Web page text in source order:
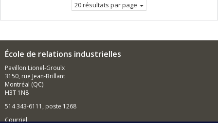
20 résultats par page
École de relations industrielles
Pavillon Lionel-Groulx
3150, rue Jean-Brillant
Montréal (QC)
H3T 1N8
514 343-6111, poste 1268
Courriel